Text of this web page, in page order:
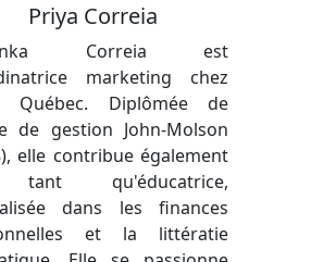
Priya Correia
Correia est
marketing chez
Québec. Diplômée de
de gestion John-Molson
elle contribue également
qu'éducatrice,
dans les finances
et la littératie